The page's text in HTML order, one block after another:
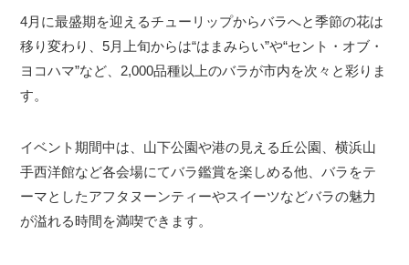
4月に最盛期を迎えるチューリップからバラへと季節の花は
移り変わり、5月上旬からは“はまみらい”や“セント・オブ・
ヨコハマ”など、2,000品種以上のバラが市内を次々と彩りま
す。
イベント期間中は、山下公園や港の見える丘公園、横浜山
手西洋館など各会場にてバラ鑑賞を楽しめる他、バラをテ
ーマとしたアフタヌーンティーやスイーツなどバラの魅力
が溢れる時間を満喫できます。